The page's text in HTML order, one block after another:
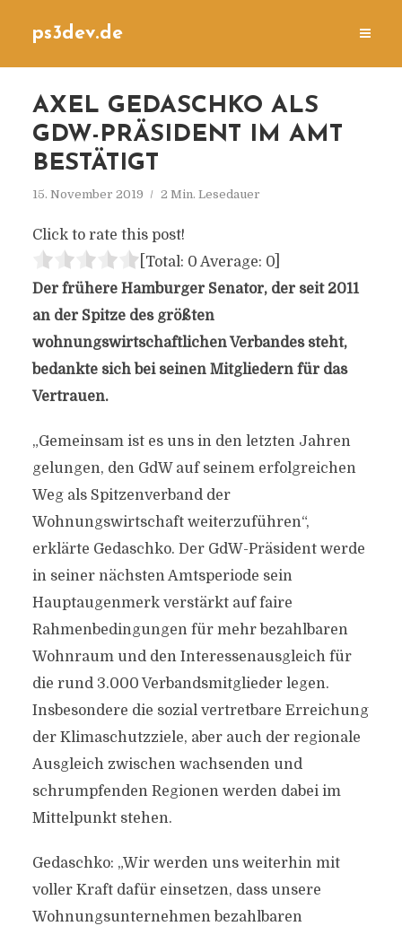
ps3dev.de
AXEL GEDASCHKO ALS
GDW-PRÄSIDENT IM AMT
BESTÄTIGT
15. November 2019 2 Min. Lesedauer
Click to rate this post!
[Total: 0 Average: 0]
Der frühere Hamburger Senator, der seit 2011
an der Spitze des größten
wohnungswirtschaftlichen Verbandes steht,
bedankte sich bei seinen Mitgliedern für das
Vertrauen.
„Gemeinsam ist es uns in den letzten Jahren
gelungen, den GdW auf seinem erfolgreichen
Weg als Spitzenverband der
Wohnungswirtschaft weiterzuführen“,
erklärte Gedaschko. Der GdW-Präsident werde
in seiner nächsten Amtsperiode sein
Hauptaugenmerk verstärkt auf faire
Rahmenbedingungen für mehr bezahlbaren
Wohnraum und den Interessenausgleich für
die rund 3.000 Verbandsmitglieder legen.
Insbesondere die sozial vertretbare Erreichung
der Klimaschutzziele, aber auch der regionale
Ausgleich zwischen wachsenden und
schrumpfenden Regionen werden dabei im
Mittelpunkt stehen.
Gedaschko: „Wir werden uns weiterhin mit
voller Kraft dafür einsetzen, dass unsere
Wohnungsunternehmen bezahlbaren